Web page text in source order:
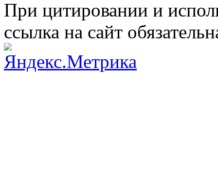
При цитировании и
ссылка на сайт